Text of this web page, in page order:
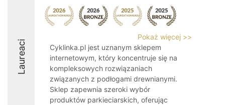
Laureaci
Pokaż więcej >>
Cyklinka.pl jest uznanym sklepem
internetowym, który koncentruje się na
kompleksowych rozwiązaniach
związanych z podłogami drewnianymi.
Sklep zapewnia szeroki wybór
produktów parkieciarskich, oferując